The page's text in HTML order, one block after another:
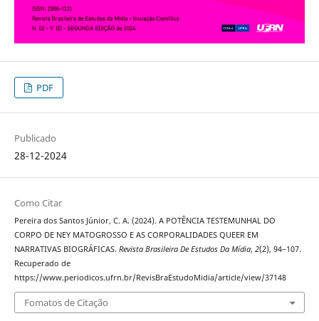
PDF
Publicado
28-12-2024
Como Citar
Pereira dos Santos Júnior, C. A. (2024). A POTÊNCIA TESTEMUNHAL DO
CORPO DE NEY MATOGROSSO E AS CORPORALIDADES QUEER EM
NARRATIVAS BIOGRÁFICAS. Revista Brasileira De Estudos Da Mídia, 2(2), 94–107.
Recuperado de
https://www.periodicos.ufrn.br/RevisBraEstudoMidia/article/view/37148
Fomatos de Citação